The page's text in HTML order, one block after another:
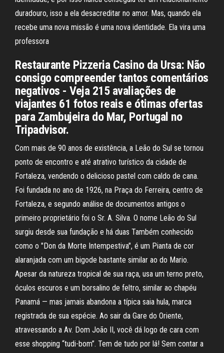
duradouro, isso a ela desacreditar no amor. Mas, quando ela
recebe uma nova missão é uma nova identidade. Ela vira uma
professora
Restaurante Pizzeria Casino da Ursa: Não
consigo compreender tantos comentários
negativos - Veja 215 avaliações de
viajantes 61 fotos reais e ótimas ofertas
para Zambujeira do Mar, Portugal no
Tripadvisor.
Com mais de 90 anos de existência, a Leão do Sul se tornou
ponto de encontro e até atrativo turístico da cidade de
Fortaleza, vendendo o delicioso pastel com caldo de cana.
Foi fundada no ano de 1926, na Praça do Ferreira, centro de
Fortaleza, e segundo análise de documentos antigos o
primeiro proprietário foi o Sr. A. Silva. O nome Leão do Sul
surgiu desde sua fundação e há duas Também conhecido
como o "Don da Morte Intempestiva", é um Pianta de cor
alaranjada com um bigode bastante similar ao do Mario.
Apesar da natureza tropical de sua raça, usa um terno preto,
óculos escuros e um borsalino de feltro, similar ao chapéu
Panamá — mas jamais abandona a típica saia hula, marca
registrada de sua espécie. Ao sair da Gare do Oriente,
atravessando a Av. Dom João II, você dá logo de cara com
esse shopping “tudi-bom”. Tem de tudo por lá! Sem contar a